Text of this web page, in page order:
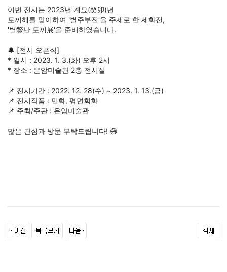
이번 전시는 2023년 계묘(癸卯)년
토끼해를 맞이하여 '별주부전'을 주제로 한 세화전,
'별鱉난 토끼展'을 준비하였습니다.
🔔 [전시 오픈식]
* 일시 : 2023. 1. 3.(화) 오후 2시
* 장소 : 은암미술관 2층 전시실
📌 전시기간 : 2022. 12. 28(수) ~ 2023. 1. 13.(금)
📌 전시작품 : 민화, 평면회화
📌 주최/주관 : 은암미술관
많은 관심과 방문 부탁드립니다! 😄